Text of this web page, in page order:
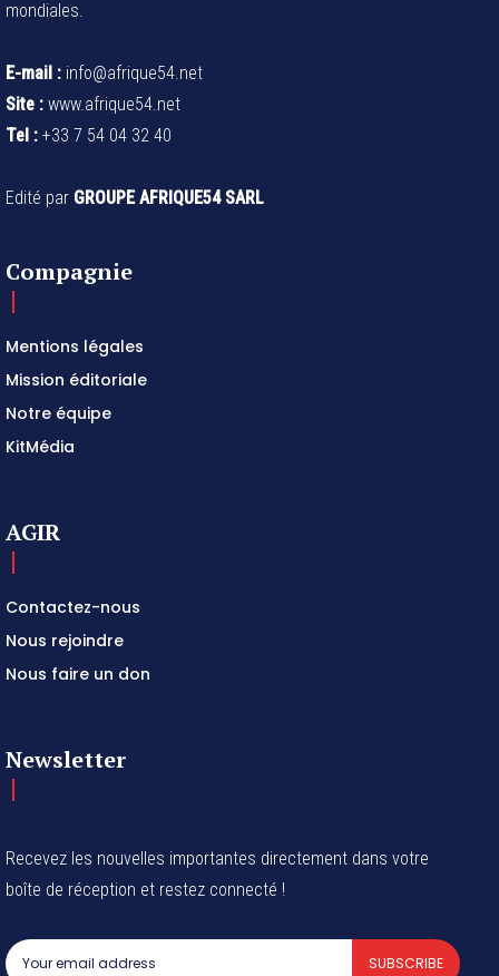
mondiales.
E-mail : info@afrique54.net
Site : www.afrique54.net
Tel : +33 7 54 04 32 40
Edité par GROUPE AFRIQUE54 SARL
Compagnie
Mentions légales
Mission éditoriale
Notre équipe
KitMédia
AGIR
Contactez-nous
Nous rejoindre
Nous faire un don
Newsletter
Recevez les nouvelles importantes directement dans votre
boîte de réception et restez connecté !
SUBSCRIBE